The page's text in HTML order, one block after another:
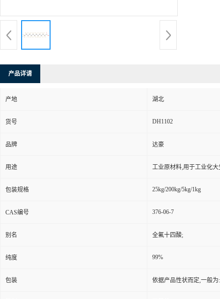
产品详请
产地 湖北
货号 DH1102
品牌 达豪
用途 工业原材料,用于工业化大
包装规格 25kg/200kg/5kg/1kg
CAS编号 376-06-7
别名 全氟十四酸;
纯度 99%
包装 依据产品性状而定,一般